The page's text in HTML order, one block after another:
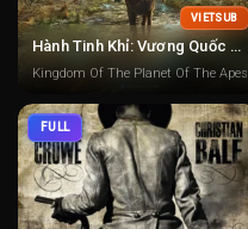
VIETSUB
Hành Tinh Khỉ: Vương Quốc Mới
Kingdom Of The Planet Of The Apes
FULL